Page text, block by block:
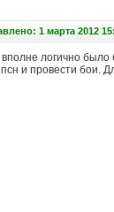
1 марта 2012
логично было
псн и провести бои.